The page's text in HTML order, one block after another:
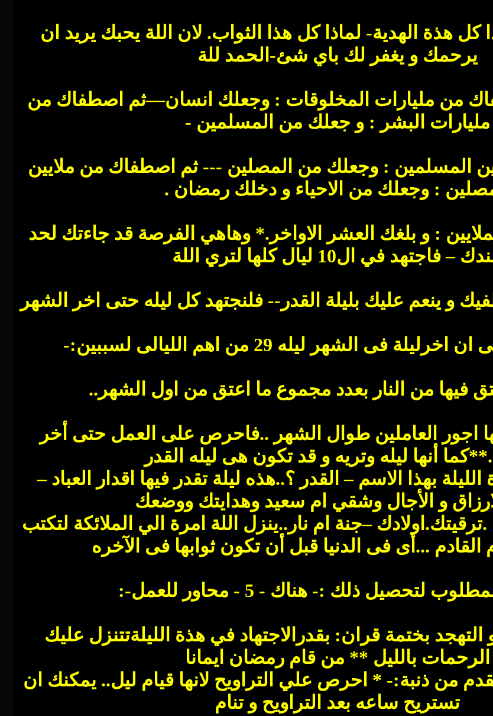
كل هذة الهدية- لماذا كل هذا الثواب. لان اللة يحبك يريد ان
يرحمك و يغفر لك باي شئ-الحمد للة
من مليارات المخلوقات : وجعلك انسان—ثم اصطفاك من
مليارات البشر : و جعلك من المسلمين -
المسلمين : وجعلك من المصلين --- ثم اصطفاك من ملايين
: وجعلك من الاحياء و دخلك رمضان .
: و بلغك العشر الاواخر.* وهاهي الفرصة قد جاءتك لحد
– فاجتهد في ال10 ليال كلها لتري اللة
و ينعم عليك بليلة القدر-- فلنجتهد كل ليله حتى اخر الشهر
فى الشهر ليله 29 من اهم الليالى لسببين:-
اجور العاملين طوال الشهر ..فاحرص على العمل حتى أخر
أنها ليله وتريه و قد تكون هى ليله القدر
بهذا الاسم – القدر ؟..هذه ليلة تقدر فيها اقدار العباد –
و الأجال وشقي ام سعيد وهدايتك ووضعك
–جنة ام نار..ينزل اللة امرة الي الملائكة لتكتب
القادم ...أى فى الدنيا قبل أن تكون ثوابها فى الآخره
لتحصيل ذلك :- هناك - 5 - محاور للعمل-:
و التهجد بختمة قران: بقدرالاجتهاد في هذة الليلةتتنزل عليك
الرحمات بالليل ** من قام رمضان ايمانا
من ذنبة:- * احرص علي التراويح لانها قيام ليل.. يمكنك ان
تستريح ساعه بعد التراويح و تنام